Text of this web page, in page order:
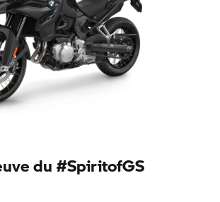
du #SpiritofGS